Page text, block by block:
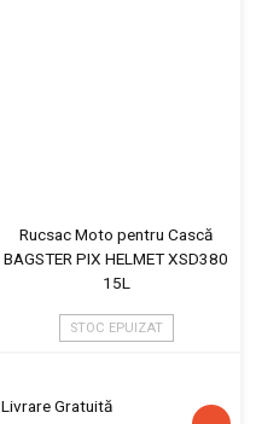
Rucsac Moto pentru Cască
BAGSTER PIX HELMET XSD380
15L
STOC EPUIZAT
Livrare Gratuită